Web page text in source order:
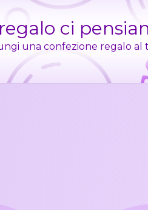
ci
una confezione regalo al